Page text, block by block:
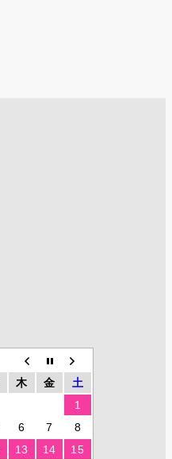
木 金
土
1
6 7
8
13 14
15